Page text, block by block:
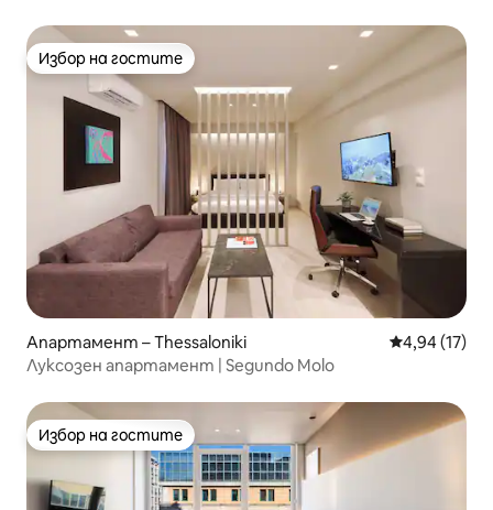
Избор на гостите
Избор на гостите
Апартамент – Thessaloniki Средна
4,94 (17)
Луксозен апартамент | Segundo Molo
Избор на гостите
Избор на гостите